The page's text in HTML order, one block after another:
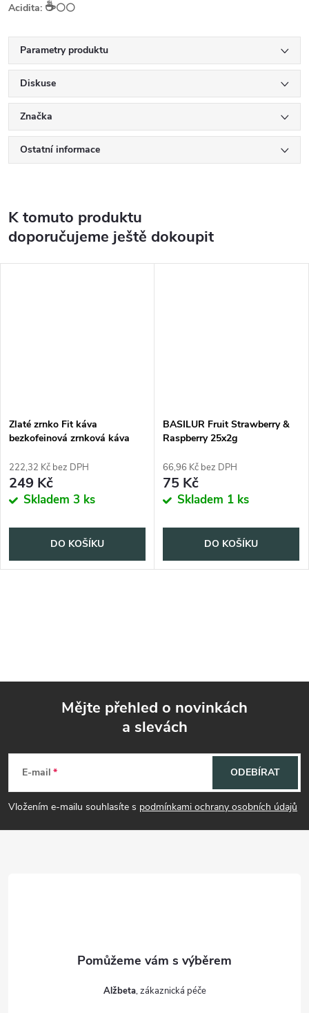
Acidita: ☕️⚪⚪
Parametry produktu
Diskuse
Značka
Ostatní informace
K tomuto produktu
doporučujeme ještě dokoupit
Zlaté zrnko Fit káva
bezkofeinová zrnková káva
222,32 Kč bez DPH
249 Kč
Skladem 3 ks
DO KOŠÍKU
BASILUR Fruit Strawberry &
Raspberry 25x2g
66,96 Kč bez DPH
75 Kč
Skladem 1 ks
DO KOŠÍKU
p
a
Mějte přehled o novinkách
a slevách
E-mail
Vložením e-mailu souhlasíte s podmínkami ochrany osobních údajů
ODEBÍRAT
Alžbeta